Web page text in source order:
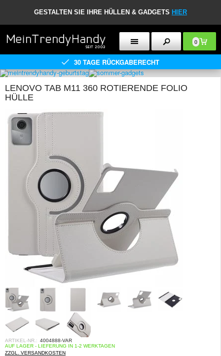
GESTALTEN SIE IHRE HÜLLEN & GADGETS HIER
0
30 TAGE RÜCKGABERECHT
LENOVO TAB M11 360 ROTIERENDE FOLIO
HÜLLE
ARTIKEL-NR.: 4004888-VAR
AUF LAGER - LIEFERUNG IN 1-2 WERKTAGEN
ZZGL. VERSANDKOSTEN